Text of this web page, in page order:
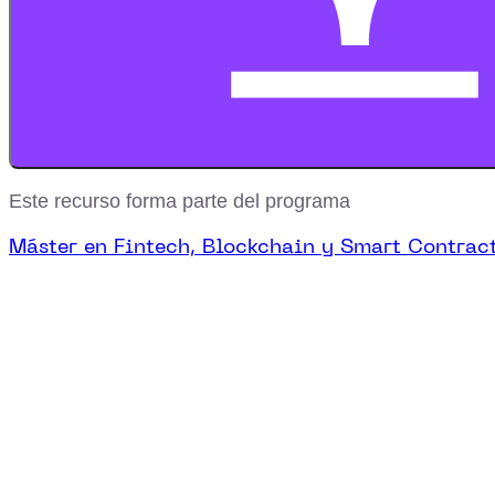
Este recurso forma parte del programa
Máster en Fintech, Blockchain y Smart